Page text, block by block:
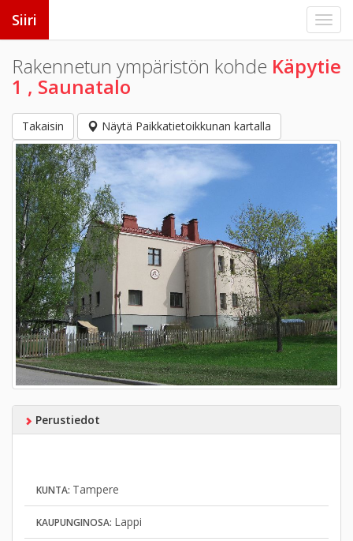
Siiri
Rakennetun ympäristön kohde Käpytie
1 , Saunatalo
Takaisin Näytä Paikkatietoikkunan kartalla
Perustiedot
KUNTA: Tampere
KAUPUNGINOSA: Lappi